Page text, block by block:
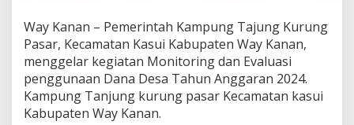
n
E
v
a
l
u
Way Kanan – Pemerintah Kampung Tajung Kurung
Pasar, Kecamatan Kasui Kabupaten Way Kanan,
menggelar kegiatan Monitoring dan Evaluasi
penggunaan Dana Desa Tahun Anggaran 2024.
Kampung Tanjung kurung pasar Kecamatan kasui
Kabupaten Way Kanan.